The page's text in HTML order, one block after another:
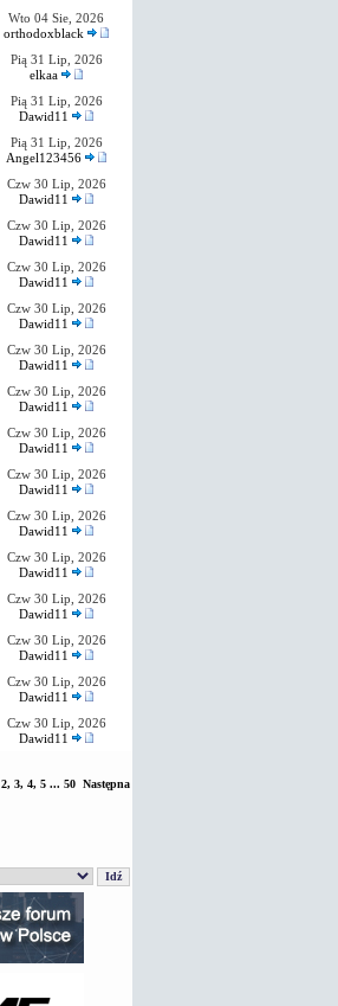
Wto 04 Sie, 2026
orthodoxblack
Pią 31 Lip, 2026
elkaa
Pią 31 Lip, 2026
Dawid11
Pią 31 Lip, 2026
Angel123456
Czw 30 Lip, 2026
Dawid11
Czw 30 Lip, 2026
Dawid11
Czw 30 Lip, 2026
Dawid11
Czw 30 Lip, 2026
Dawid11
Czw 30 Lip, 2026
Dawid11
Czw 30 Lip, 2026
Dawid11
Czw 30 Lip, 2026
Dawid11
Czw 30 Lip, 2026
Dawid11
Czw 30 Lip, 2026
Dawid11
Czw 30 Lip, 2026
Dawid11
Czw 30 Lip, 2026
Dawid11
Czw 30 Lip, 2026
Dawid11
Czw 30 Lip, 2026
Dawid11
Czw 30 Lip, 2026
Dawid11
2, 3, 4, 5... 50 Następna